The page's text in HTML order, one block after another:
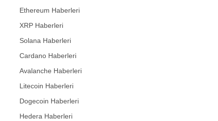
Ethereum Haberleri
XRP Haberleri
Solana Haberleri
Cardano Haberleri
Avalanche Haberleri
Litecoin Haberleri
Dogecoin Haberleri
Hedera Haberleri